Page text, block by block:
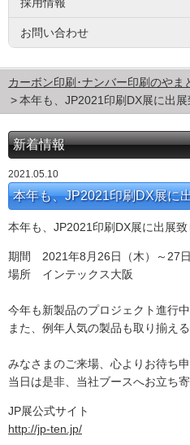
お問い合わせ
カーボン印刷･ナンバー印刷のやま
本年も、JP2021印刷DX展に出展
新着情報
2021.05.10
本年も、JP2021印刷DX展に
本年も、JP2021印刷DX展に出展致
期間 2021年8月26日（木）～27日
場所 インテックス大阪
今年も新製品のプロジェクト進行中
また、例年人気の製品も取り揃える
みなさまのご来場、心よりお待ち申
当日は是非、当社ブースへお立ち
JP展公式サイト
http://jp-ten.jp/